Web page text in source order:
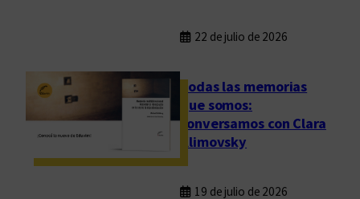
l
o
22 de julio de 2026
Todas las memorias
que somos:
conversamos con Clara
Klimovsky
19 de julio de 2026